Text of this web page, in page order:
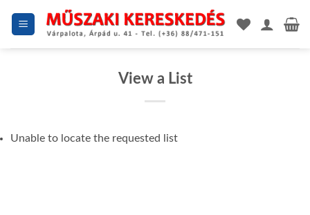
View a List
Unable to locate the requested list